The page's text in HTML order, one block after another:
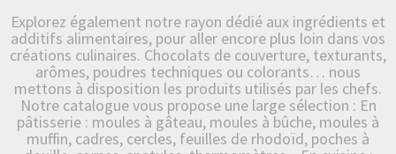
Explorez également notre rayon dédié aux ingrédients et
additifs alimentaires, pour aller encore plus loin dans vos
créations culinaires. Chocolats de couverture, texturants,
arômes, poudres techniques ou colorants… nous
mettons à disposition les produits utilisés par les chefs.
Notre catalogue vous propose une large sélection : En
pâtisserie : moules à gâteau, moules à bûche, moules à
muffin, cadres, cercles, feuilles de rhodoïd, poches à